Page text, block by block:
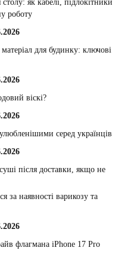
як кабелі, підлокітники
роботу
для будинку: ключові
віскі?
серед українців
після доставки, якщо не
за наявності варикозу та
флагмана iPhone 17 Pro